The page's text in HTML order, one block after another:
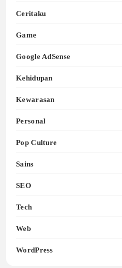
Ceritaku
Game
Google AdSense
Kehidupan
Kewarasan
Personal
Pop Culture
Sains
SEO
Tech
Web
WordPress